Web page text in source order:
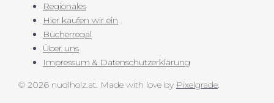
Regionales
Hier kaufen wir ein
Bücherregal
Über uns
Impressum & Datenschutzerklärung
© 2026 nudlholz.at. Made with love by Pixelgrade.